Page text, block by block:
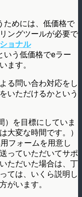
ためには、低価格で
ングツールが必要で
ョナル
いう低価格でeラー
ます。
る問い合わ対応をし
いただけるかという
）を目標にしていま
大変な時間です。）
フォームを用意し
っていただいてサポ
ただいた場合は、丁
ては、いくら説明し
がいます。